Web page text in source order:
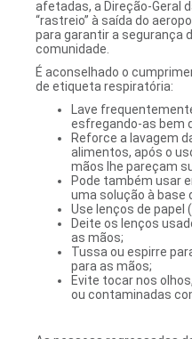
afetadas, a Direção-Geral
“rastreio” à saída do
para garantir a segurança
comunidade.
É aconselhado o
de etiqueta respiratória:
Lave
esfregando-as bem
Reforce a lavagem
alimentos, após o
mãos lhe pareçam
Pode também usar
uma solução à base
Use lenços de papel
Deite os lenços
as mãos;
Tussa ou espirre
para as mãos;
Evite tocar nos
ou contaminadas